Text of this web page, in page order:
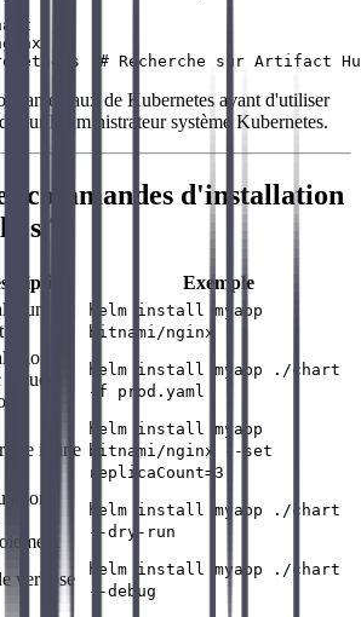
de Kubernetes avant d'utiliser
sur l'administrateur système Kubernetes.
commandes d'installation
?
Exemple
un
helm install myapp
bitnami/nginx
values
helm install myapp ./chart
-f prod.yaml
inline
helm install myapp
bitnami/nginx --set
replicaCount=3
helm install myapp ./chart
--dry-run
verbose
helm install myapp ./chart
--debug